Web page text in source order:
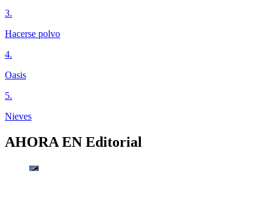
3.
Hacerse polvo
4.
Oasis
5.
Nieves
AHORA EN Editorial